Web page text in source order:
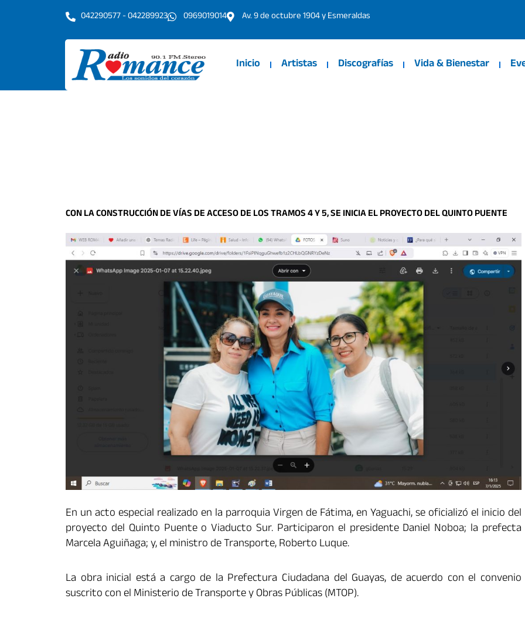
042290577 - 042289923 0969019014 Av. 9 de octubre 1904 y Esmeraldas
Inicio Artistas Discografías Vida & Bienestar
CON LA CONSTRUCCIÓN DE VÍAS DE ACCESO DE LOS TRAMOS 4 Y 5, SE INICIA EL PROYECTO DEL QUINTO PUENTE
En un acto especial realizado en la parroquia Virgen de Fátima, en Yaguachi, se oficializó el inicio del
proyecto del Quinto Puente o Viaducto Sur. Participaron el presidente Daniel Noboa; la prefecta
Marcela Aguiñaga; y, el ministro de Transporte, Roberto Luque.
La obra inicial está a cargo de la Prefectura Ciudadana del Guayas, de acuerdo con el convenio
suscrito con el Ministerio de Transporte y Obras Públicas (MTOP).